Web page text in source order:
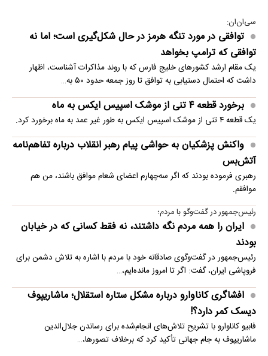
سی‌ان‌ان:
توافقی در مورد تنگه هرمز در حال شکل‌گیری است؛ اما نه
توافقی که ترامپ بخواهد
یک مقام ارشد کشورهای خلیج فارس که با روند مذاکرات آشناست، اظهار
داشت که احتمال دستیابی به توافق تا روز جمعه حدود ۵۰ به…
برخورد قطعه ۴ تنی از موشک اسپیس ایکس به ماه
یک قطعه ۴ تنی از موشک اسپیس ایکس به طور غیر عمد به ماه برخورد کرد.
واکنش پزشکیان به حواشی پیام رهبر انقلاب درباره تفاهم‌نامه
آتش‌بس
رهبری فرموده بودند که اگر سه‌چهارم اعضای شعام موافق باشند، من هم
موافقم.
رئیس‌جمهور در گفت‌وگو با مردم؛
ایران را همه مردم نگه داشتند، نه فقط کسانی که در خیابان
بودند
رئیس‌جمهور در گفت‌وگوی صادقانه خود با مردم با اشاره به تلاش دشمن برای
فروپاشی ایران، گفت: اگر تا امروز مانده‌ایم،…
افشاگری کاناوارو درباره مشکل ستاره استقلال؛ ماشاریپوف
دیسک کمر دارد؟!
فابیو کاناوارو با تشریح تلاش‌های انجام‌شده برای رساندن جلال‌الدین
ماشاریپوف به جام جهانی تأکید کرد که برخلاف تصورها،…